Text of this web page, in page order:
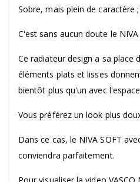
Sobre, mais plein de caractère
C'est sans aucun doute le
Ce radiateur design a sa place
éléments plats et lisses
bientôt plus qu'un avec
Vous préférez un look plus
Dans ce cas, le NIVA SOFT
conviendra parfaitement.
Pour visualiser la video VASCO